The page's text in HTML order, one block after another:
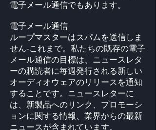
電子メール通信でもあります。
電子メール通信
ループマスターはスパムを送信しま
せん-これまで。私たちの既存の電子
メール通信の目標は、ニュースレタ
ーの購読者に毎週発行される新しい
オーディオウェアのリリースを通知
することです。ニュースレターに
は、新製品へのリンク、プロモーシ
ョンに関する情報、業界からの最新
ニュースが含まれています。